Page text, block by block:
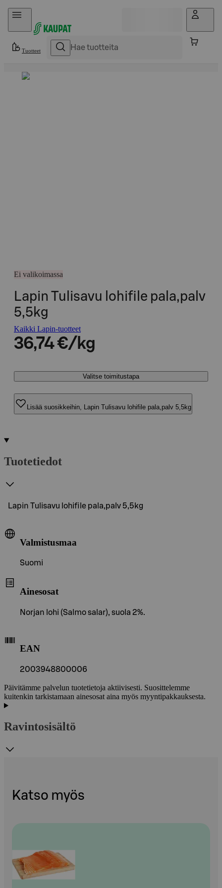
Hyppää sisältöön
Tuotteet
Ei valikoimassa
Lapin Tulisavu lohifile pala,palv
5,5kg
Kaikki Lapin-tuotteet
36,74 €/kg
Valitse toimitustapa
Lisää suosikkeihin, Lapin Tulisavu lohifile pala,palv 5,5kg
Tuotetiedot
Lapin Tulisavu lohifile pala,palv 5,5kg
Valmistusmaa
Suomi
Ainesosat
Norjan lohi (Salmo salar), suola 2%.
EAN
2003948800006
Päivitämme palvelun tuotetietoja aktiivisesti. Suosittelemme
kuitenkin tarkistamaan ainesosat aina myös myyntipakkauksesta.
Ravintosisältö
Katso myös